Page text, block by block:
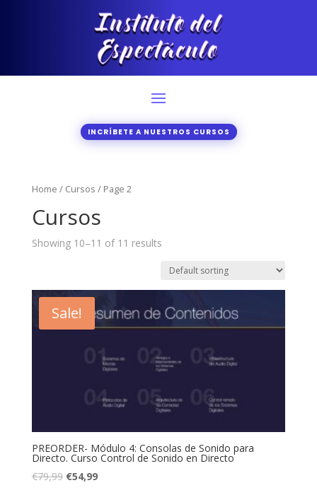
INCRÍBETE A NUESTROS CURSOS
Home / Cursos / Page 2
Cursos
Showing 10–11 of 11 results
Sale!
PREORDER- Módulo 4: Consolas de Sonido para
Directo. Curso Control de Sonido en Directo
€79,99 €54,99